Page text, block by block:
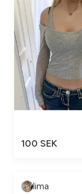
100 SEK
lima